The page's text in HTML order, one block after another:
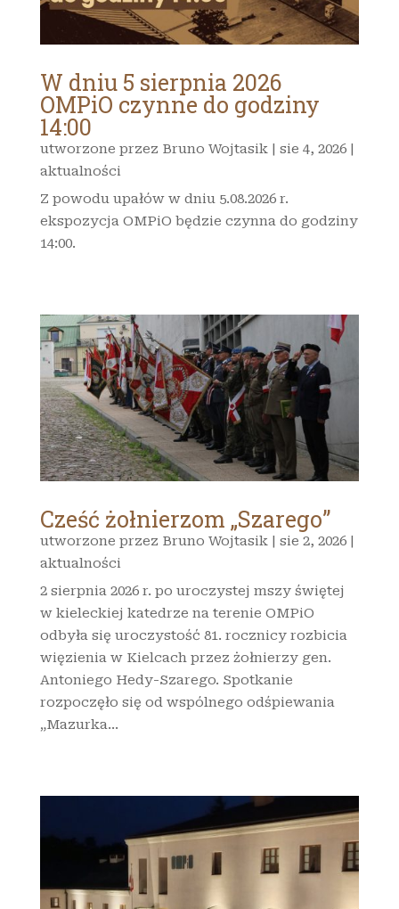
W dniu 5 sierpnia 2026
OMPiO czynne do godziny
14:00
utworzone przez Bruno Wojtasik| sie 4, 2026|
aktualności
Z powodu upałów w dniu 5.08.2026 r.
ekspozycja OMPiO będzie czynna do godziny
14:00.
Cześć żołnierzom „Szarego”
utworzone przez Bruno Wojtasik| sie 2, 2026|
aktualności
2 sierpnia 2026 r. po uroczystej mszy świętej
w kieleckiej katedrze na terenie OMPiO
odbyła się uroczystość 81. rocznicy rozbicia
więzienia w Kielcach przez żołnierzy gen.
Antoniego Hedy-Szarego. Spotkanie
rozpoczęło się od wspólnego odśpiewania
„Mazurka...